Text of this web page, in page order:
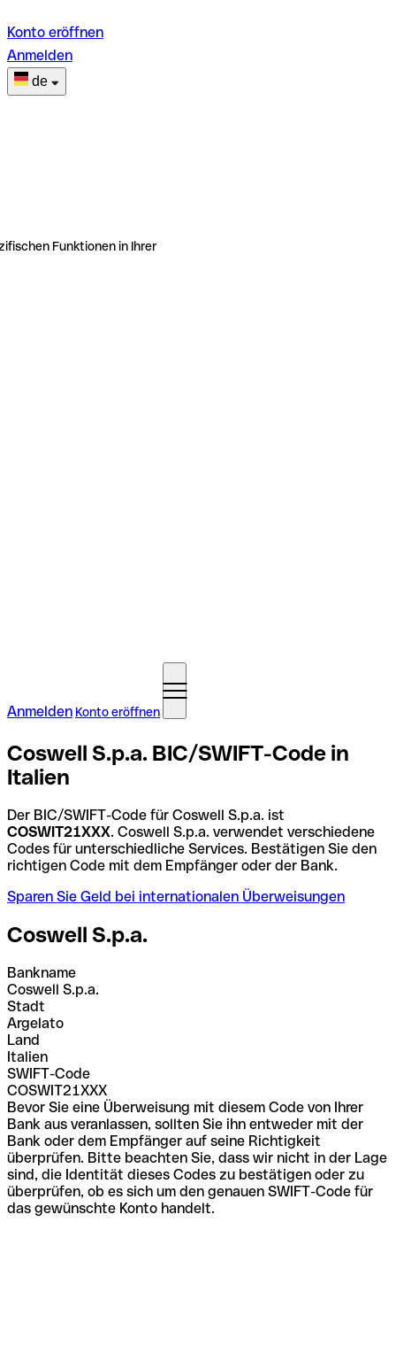
Konto eröffnen
Anmelden
de
Funktionen in Ihrer
Anmelden Konto eröffnen
Coswell S.p.a. BIC/SWIFT-Code in
Italien
Der BIC/SWIFT-Code für Coswell S.p.a. ist
COSWIT21XXX. Coswell S.p.a. verwendet verschiedene
Codes für unterschiedliche Services. Bestätigen Sie den
richtigen Code mit dem Empfänger oder der Bank.
Sparen Sie Geld bei internationalen Überweisungen
Coswell S.p.a.
Bankname
Coswell S.p.a.
Stadt
Argelato
Land
Italien
SWIFT-Code
COSWIT21XXX
Bevor Sie eine Überweisung mit diesem Code von Ihrer
Bank aus veranlassen, sollten Sie ihn entweder mit der
Bank oder dem Empfänger auf seine Richtigkeit
überprüfen. Bitte beachten Sie, dass wir nicht in der Lage
sind, die Identität dieses Codes zu bestätigen oder zu
überprüfen, ob es sich um den genauen SWIFT-Code für
das gewünschte Konto handelt.